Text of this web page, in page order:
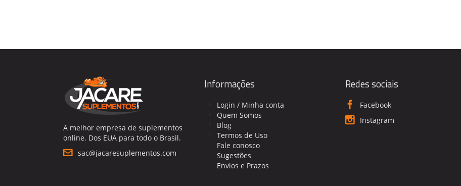
A melhor empresa de suplementos
online. Dos EUA para todo o Brasil.
sac@jacaresuplementos.com
Informações
Login / Minha conta
Quem Somos
Blog
Termos de Uso
Fale conosco
Sugestões
Envios e Prazos
Redes sociais
Facebook
Instagram